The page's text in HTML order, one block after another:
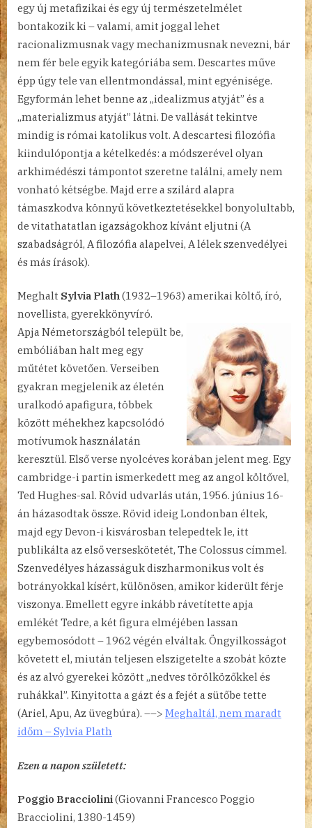
egy új metafizikai és egy új természetelmélet
bontakozik ki – valami, amit joggal lehet
racionalizmusnak vagy mechanizmusnak nevezni, bár
nem fér bele egyik kategóriába sem. Descartes műve
épp úgy tele van ellentmondással, mint egyénisége.
Egyformán lehet benne az „idealizmus atyját” és a
„materializmus atyját” látni. De vallását tekintve
mindig is római katolikus volt. A descartesi filozófia
kiindulópontja a kételkedés: a módszerével olyan
arkhimédészi támpontot szeretne találni, amely nem
vonható kétségbe. Majd erre a szilárd alapra
támaszkodva könnyű következtetésekkel bonyolultabb,
de vitathatatlan igazságokhoz kívánt eljutni (A
szabadságról, A filozófia alapelvei, A lélek szenvedélyei
és más írások).
Meghalt Sylvia Plath(1932–1963) amerikai költő, író,
novellista, gyerekkönyvíró.
Apja Németországból települt be,
embóliában halt meg egy
műtétet követően. Verseiben
gyakran megjelenik az életén
uralkodó apafigura, többek
között méhekhez kapcsolódó
motívumok használatán
keresztül. Első verse nyolcéves korában jelent meg. Egy
cambridge-i partin ismerkedett meg az angol költővel,
Ted Hughes-sal. Rövid udvarlás után, 1956. június 16-
án házasodtak össze. Rövid ideig Londonban éltek,
majd egy Devon-i kisvárosban telepedtek le, itt
publikálta az első verseskötetét, The Colossus címmel.
Szenvedélyes házasságuk diszharmonikus volt és
botrányokkal kísért, különösen, amikor kiderült férje
viszonya. Emellett egyre inkább rávetítette apja
emlékét Tedre, a két figura elméjében lassan
egybemosódott – 1962 végén elváltak. Öngyilkosságot
követett el, miután teljesen elszigetelte a szobát közte
és az alvó gyerekei között „nedves törölközőkkel és
ruhákkal”. Kinyitotta a gázt és a fejét a sütőbe tette
(Ariel, Apu, Az üvegbúra). ––> Meghaltál, nem maradt
időm – Sylvia Plath
Ezen a napon született:
Poggio Bracciolini(Giovanni Francesco Poggio
Bracciolini, 1380-1459)